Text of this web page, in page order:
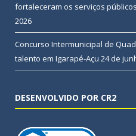
fortaleceram os serviços
2026
Concurso Intermunicipal de
talento em Igarapé-Açu 24 de
DESENVOLVIDO POR CR2